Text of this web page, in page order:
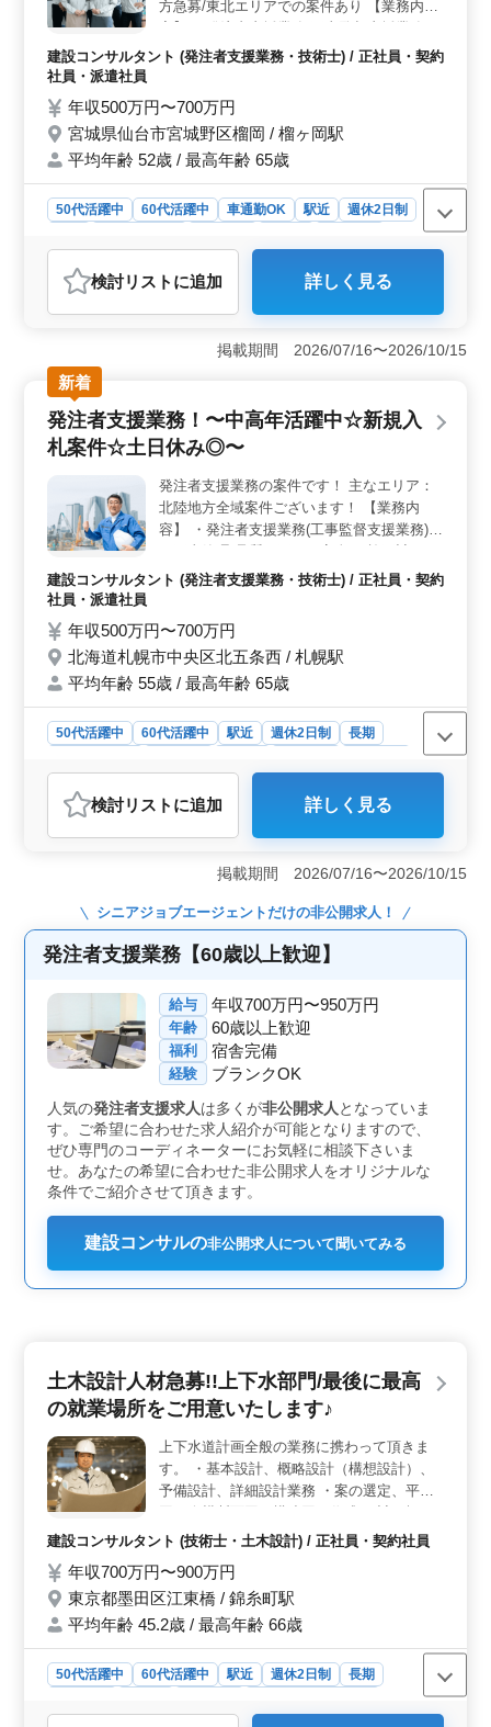
す。 ＜働きやすさ＞ 週休2日制で、土日祝が休みと
なります。また、福利厚生も整っており、通勤手当や各
種保険が支給されます。月15時間程度の残業があり、ワ
ークライフバランスを保ちながら仕事に取り組むことが
できます。
方急募/東北エリアでの案件あり 【業務内
・工事管理(品質・工程・安全)、施工計画、
成業務 ・その他関連業務 ＊単身用宿舎完備
＊社会保険完備 ＊50代、60代歓迎 資格をお
持ちの方は条件面優遇致します！ 50代以上
で土木施工管理業務経験者の方、お気軽にお
問い合わせ下さい♪
建設コンサルタント (発注者支援業務・技術士) / 正社員・契約
社員・派遣社員
年収500万円〜700万円
宮城県仙台市宮城野区榴岡 / 榴ヶ岡駅
平均年齢 52歳 / 最高年齢 65歳
50代活躍中 60代活躍中 車通勤OK 駅近
週休2日制
おすすめポイント
＜業務内容の特徴＞ 宮城県仙台市宮城野区榴岡の建設
コンサル会社での発注者支援業務の募集です。工事監督
支援や工事管理、CAD操作など幅広い業務を担当しま
す。図面の作製や修正、資料作成など、発注者支援業務
全般に携わることができます。 ＜働きやすさ＞ 土
日休みや週休2日制で、プライベートの時間を充実させる
ことができます。さらに、長期での勤務が可能であり、
で、通勤の手段に合わせて働くことができます。 ＜
応募条件＞ 1級土木施工管理技士の資格を持ち、土木施
工管理業務経験や発注者支援業務経験が6年以上ある方を
対象としています。CAD経験者は歓迎されます。資格を
持っている方は条件面で優遇されます。
検討リスト に追加 詳しく見る
掲載期間 2026/07/16〜2026/10/15
新着
発注者支援業務！〜中高年活躍中☆新規入
札案件☆土日休み◎〜
発注者支援業務の案件です！ 主なエリア：
北陸地方全域案件ございます！ 【業務内
容】 ・発注者支援業務(工事監督支援業務)
積算、設計変更 ・現場での打ち合わせ、
60代経験者 ＊単身用宿舎完備 ＊1級土木施
工管理技士有資格者 50代以上で土木施工管
理業務経験者の方お気軽にお問い合わせ下さ
い！
建設コンサルタント (発注者支援業務・技術士) / 正社員・契約
社員・派遣社員
年収500万円〜700万円
北海道札幌市中央区北五条西 / 札幌駅
平均年齢 55歳 / 最高年齢 65歳
50代活躍中 60代活躍中 駅近 週休2日制
長期
おすすめポイント
＜業務内容の特徴＞ 北海道札幌市中央区北五条西での
建設コンサルの発注者支援業務に関する募集です。北陸
地方全域での案件があります。工事監督支援業務や工事
管理、図面の作成修正など幅広い業務に携わることがで
きます。 ＜働きやすさ＞ 札幌駅から近く、アクセ
スが良い立地です。単身用宿舎の完備や社会保険の完備
など、働く環境が整っています。土日祝日が休みで、プ
ライベートの充実も図れます。残業は少なめで、仕事と
プライベートの両立がしやすい環境です。 ＜応募条
件＞ 1級土木施工管理技士の資格が必須となります。ま
た、土木施工管理業務経験が6年以上ある方や、発注者支
援業務経験がある方が歓迎されます。CAD経験者も求め
迎されています。
検討リスト に追加 詳しく見る
掲載期間 2026/07/16〜2026/10/15
シニアジョブエージェントだけの非公開求人！
発注者支援業務【60歳以上歓迎】
給与 年収700万円〜950万円
年齢 60歳以上歓迎
福利 宿舎完備
経験 ブランクOK
人気の発注者支援求人は多くが非公開求人 となっていま
す。ご希望に合わせた求人紹介が可能となりますので、
ぜひ専門のコーディネーターにお気軽に相談下さいま
せ。あなたの希望に合わせた非公開求人をオリジナルな
条件でご紹介させて頂きます。
建設コンサルの非公開求人について聞いてみる
土木設計人材急募!!上下水部門/最後に最高
の就業場所をご用意いたします♪
上下水道計画全般の業務に携わって頂きま
す。 ・基本設計、概略設計（構想設計）、
予備設計、詳細設計業務 ・案の選定、平面
図、縦横断面図、構造図の作成 ・計画概要
書、概略数量計算書、概算工事費等を作成な
建設コンサルタント (技術士・土木設計) / 正社員・契約社員
年収700万円〜900万円
東京都墨田区江東橋 / 錦糸町駅
平均年齢 45.2歳 / 最高年齢 66歳
50代活躍中 60代活躍中 駅近 週休2日制
長期